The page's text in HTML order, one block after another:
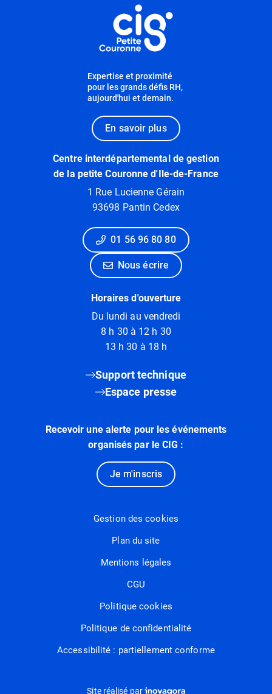
Expertise et proximité
pour les grands défis RH,
aujourd'hui et demain.
En savoir plus
Centre interdépartemental de gestion
de la petite Couronne d'Ile-de-France
1 Rue Lucienne Gérain
93698 Pantin Cedex
01 56 96 80 80
Nous écrire
Horaires d'ouverture
Du lundi au vendredi
8 h 30 à 12 h 30
13 h 30 à 18 h
Support technique
Espace presse
Recevoir une alerte pour les événements
organisés par le CIG :
Je m'inscris
Gestion des cookies
Plan du site
Mentions légales
CGU
Politique cookies
Politique de confidentialité
Accessibilité : partiellement conforme
Site réalisé parInovagora (ouverture dans un